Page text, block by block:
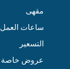
مقهى
ساعات العمل
التسعير
عروض خاصة